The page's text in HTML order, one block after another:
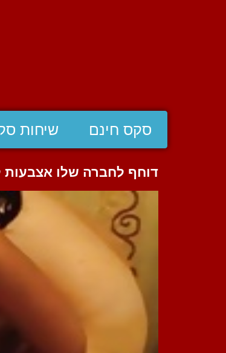
סקס חינם שיחות
דוחף לחברה שלו אצבעות